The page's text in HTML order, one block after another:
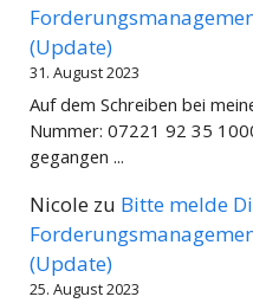
(Update)
31. August 2023
Auf dem Schreiben bei
Nummer: 07221 92 35
gegangen ...
Nicole zu Bitte melde
(Update)
25. August 2023